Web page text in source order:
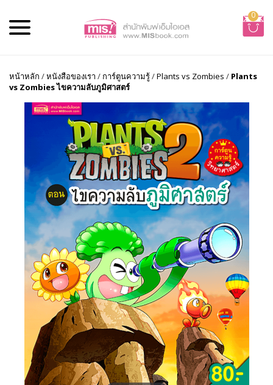
0
หน้าหลัก /หนังสือของเรา / การ์ตูนความรู้/Plants vs Zombies / Plants
vs Zombies ไขความลับภูมิศาสตร์